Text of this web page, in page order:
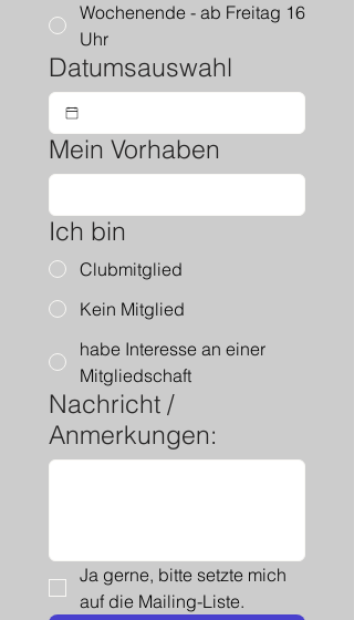
Wochenende - ab Freitag 16
Uhr
Datumsauswahl
Mein Vorhaben
Ich bin
Clubmitglied
Kein Mitglied
habe Interesse an einer
Mitgliedschaft
Nachricht /
Anmerkungen:
Ja gerne, bitte setzte mich
auf die Mailing-Liste.